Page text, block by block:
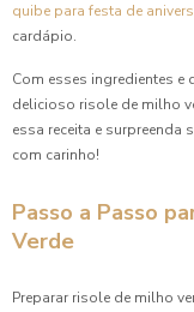
quibe para festa de
cardápio.
Com esses ingredientes e
delicioso risole de milho
essa receita e
com carinho!
Passo a Passo
Verde
Preparar risole de milho